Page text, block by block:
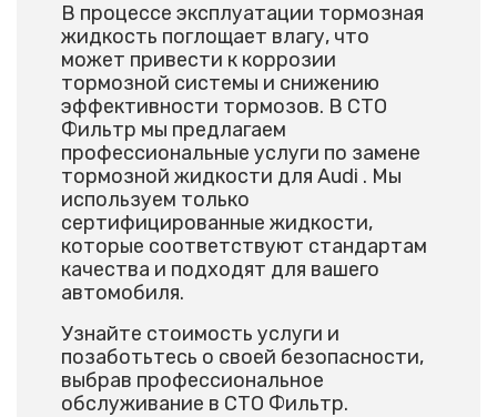
В процессе эксплуатации тормозная
жидкость поглощает влагу, что
может привести к коррозии
тормозной системы и снижению
эффективности тормозов. В СТО
Фильтр мы предлагаем
профессиональные услуги по замене
тормозной жидкости для Audi . Мы
используем только
сертифицированные жидкости,
которые соответствуют стандартам
качества и подходят для вашего
автомобиля.
Узнайте стоимость услуги и
позаботьтесь о своей безопасности,
выбрав профессиональное
обслуживание в СТО Фильтр.